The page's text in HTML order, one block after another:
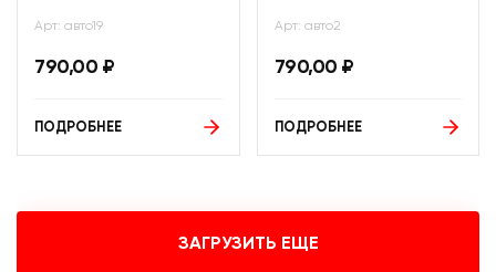
Арт: авто19
790,00 ₽
ПОДРОБНЕЕ
Арт: авто2
790,00 ₽
ПОДРОБНЕЕ
ЗАГРУЗИТЬ ЕЩЕ